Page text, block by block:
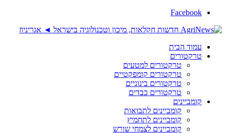
Facebook
עמוד הבית
טרקטורים
טרקטורים למטעים
טרקטורים קומפקטיים
טרקטורים בינוניים
טרקטורים כבדים
קומביינים
קומביינים לתבואות
קומביינים לתחמיץ
קומביינים לצמחי שורש